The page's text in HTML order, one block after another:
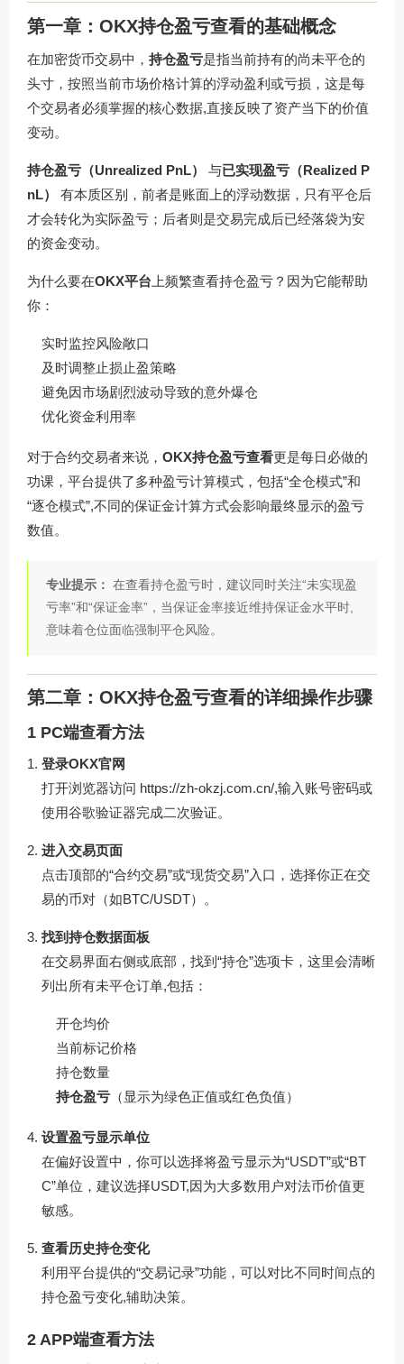
第一章：OKX持仓盈亏查看的基础概念
在加密货币交易中， 持仓盈亏是指当前持有的尚未平仓的
头寸，按照当前市场价格计算的浮动盈利或亏损，这是每
个交易者必须掌握的核心数据,直接反映了资产当下的价值
变动。
持仓盈亏（Unrealized PnL） 与已实现盈亏（Realized P
nL）
有本质区别，前者是账面上的浮动数据，只有平仓后
才会转化为实际盈亏；后者则是交易完成后已经落袋为安
的资金变动。
为什么要在OKX平台 上频繁查看持仓盈亏？因为它能帮助
你：
实时监控风险敞口
及时调整止损止盈策略
避免因市场剧烈波动导致的意外爆仓
优化资金利用率
对于合约交易者来说， OKX持仓盈亏查看更是每日必做的
功课，平台提供了多种盈亏计算模式，包括“全仓模式”和
“逐仓模式”,不同的保证金计算方式会影响最终显示的盈亏
数值。
专业提示： 在查看持仓盈亏时，建议同时关注“未实现盈
亏率”和“保证金率”，当保证金率接近维持保证金水平时,
意味着仓位面临强制平仓风险。
第二章：OKX持仓盈亏查看的详细操作步骤
1 PC端查看方法
登录OKX官网
打开浏览器访问 https://zh-okzj.com.cn/,输入账号密码或
使用谷歌验证器完成二次验证。
进入交易页面
点击顶部的“合约交易”或“现货交易”入口，选择你正在交
易的币对（如BTC/USDT）。
找到持仓数据面板
在交易界面右侧或底部，找到“持仓”选项卡，这里会清晰
列出所有未平仓订单,包括：
开仓均价
当前标记价格
持仓数量
持仓盈亏 （显示为绿色正值或红色负值）
设置盈亏显示单位
在偏好设置中，你可以选择将盈亏显示为“USDT”或“BT
C”单位，建议选择USDT,因为大多数用户对法币价值更
敏感。
查看历史持仓变化
利用平台提供的“交易记录”功能，可以对比不同时间点的
持仓盈亏变化,辅助决策。
2 APP端查看方法